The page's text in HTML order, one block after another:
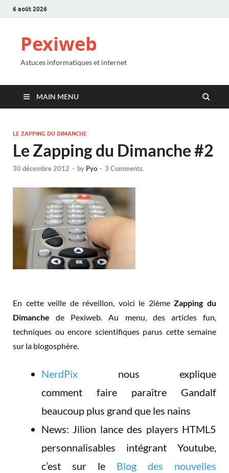
6 août 2026
Pexiweb
Astuces informatiques et internet
MAIN MENU
LE ZAPPING DU DIMANCHE
Le Zapping du Dimanche #2
30 décembre 2012 - by Pyo - 3 Comments.
En cette veille de réveillon, voici le 2ièmeZapping du
Dimanche de Pexiweb. Au menu, des articles fun,
techniques ou encore scientifiques parus cette semaine
sur la blogosphère.
NerdPix nous explique
comment faire paraître Gandalf
beaucoup plus grand que les nains
News: Jilion lance des players HTML5
personnalisables intégrant Youtube,
c’est sur le Blog des nouvelles